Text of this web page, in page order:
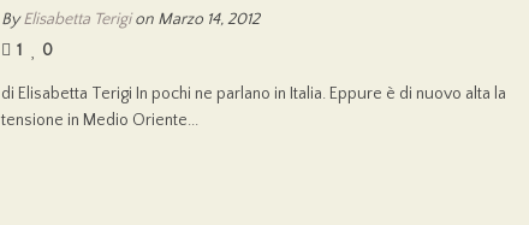
ByElisabetta Terigion Marzo 14, 2012
1
0
di Elisabetta Terigi In pochi ne parlano in Italia. Eppure è di nuovo alta la
tensione in Medio Oriente...